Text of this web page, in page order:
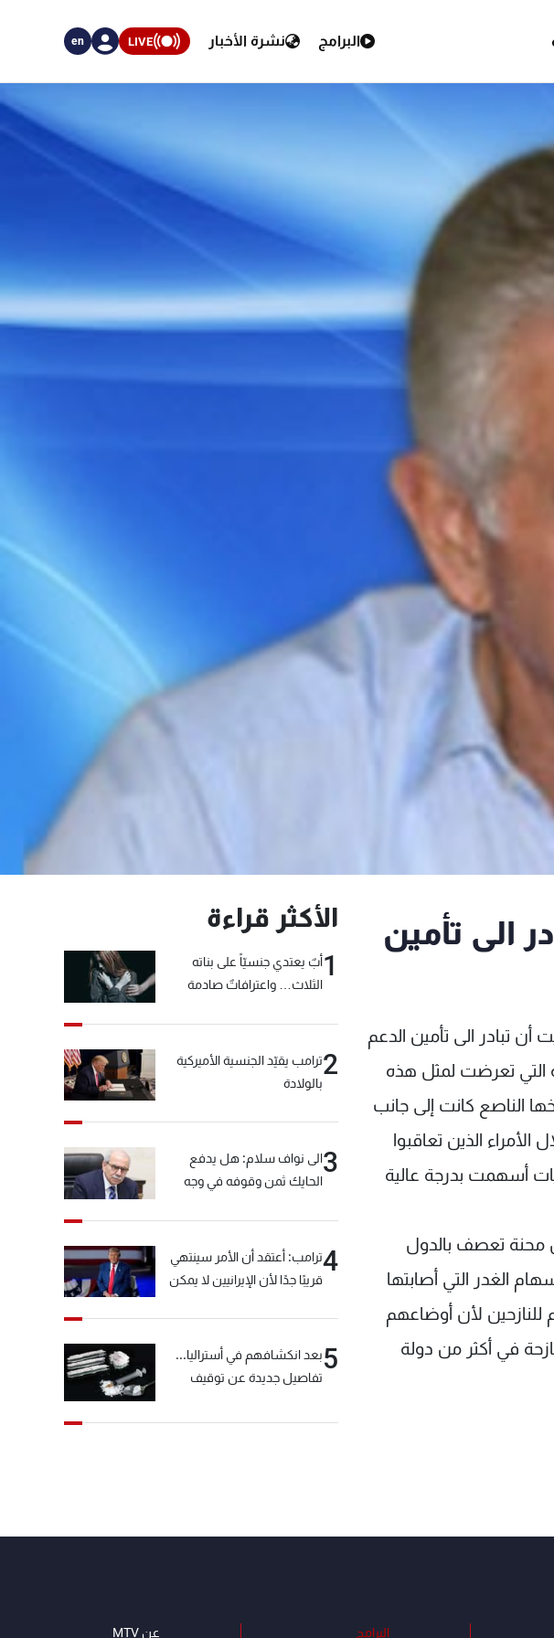
البرامج نشرة الأخبار LIVE
en
الى تأمين
تبادر الى تأمين الدعم
التي تعرضت لمثل هذه
الناصع كانت إلى جانب
الذين تعاقبوا
أسهمت بدرجة عالية
محنة تعصف بالدول
الغدر التي أصابتها
للنازحين لأن أوضاعهم
في أكثر من دولة
الأكثر قراءة
1أبٌ يعتدي جنسيّاً على بناته
الثلاث… واعترافاتٌ صادمة
2ترامب يقيّد الجنسية الأميركية
بالولادة
3الى نواف سلام: هل يدفع
الحايك ثمن وقوفه في وجه
4ترامب: أعتقد أن الأمر سينتهي
قريبًا جدًا لأن الإيرانيين لا يمكن
5بعد انكشافهم في أستراليا...
تفاصيل جديدة عن توقيف
البرامج عن MTV